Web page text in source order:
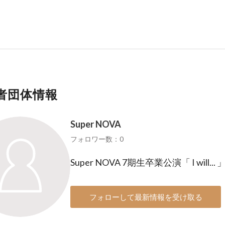
団体情報
Super NOVA
フォロワー数：0
Super NOVA 7期生卒業公演「 I will... 」
フォローして最新情報を受け取る